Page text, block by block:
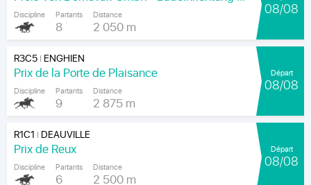
Discipline Partants
8
Distance
2 050 m
08/08
R3C5| ENGHIEN
Prix de la Porte de Plaisance
Discipline Partants
9
Distance
2 875 m
Départ
08/08
R1C1 | DEAUVILLE
Prix de Reux
Discipline Partants
6
Distance
2 500 m
Départ
08/08